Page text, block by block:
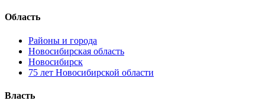
Область
Районы и города
Новосибирская область
Новосибирск
75 лет Новосибирской области
Власть